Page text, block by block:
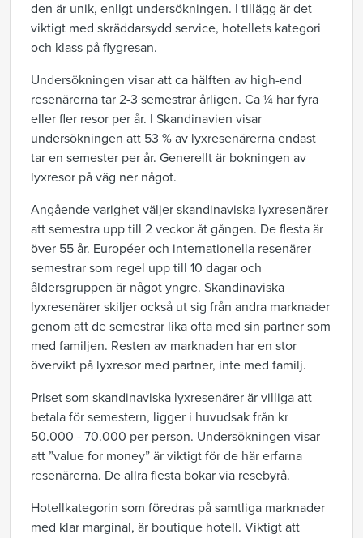
den är unik, enligt undersökningen. I tillägg är det
viktigt med skräddarsydd service, hotellets kategori
och klass på flygresan.
Undersökningen visar att ca hälften av high-end
resenärerna tar 2-3 semestrar årligen. Ca ¼ har fyra
eller fler resor per år. I Skandinavien visar
undersökningen att 53 % av lyxresenärerna endast
tar en semester per år. Generellt är bokningen av
lyxresor på väg ner något.
Angående varighet väljer skandinaviska lyxresenärer
att semestra upp till 2 veckor åt gången. De flesta är
över 55 år. Européer och internationella resenärer
semestrar som regel upp till 10 dagar och
åldersgruppen är något yngre. Skandinaviska
lyxresenärer skiljer också ut sig från andra marknader
genom att de semestrar lika ofta med sin partner som
med familjen. Resten av marknaden har en stor
övervikt på lyxresor med partner, inte med familj.
Priset som skandinaviska lyxresenärer är villiga att
betala för semestern, ligger i huvudsak från kr
50.000 - 70.000 per person. Undersökningen visar
att ”value for money” är viktigt för de här erfarna
resenärerna. De allra flesta bokar via resebyrå.
Hotellkategorin som föredras på samtliga marknader
med klar marginal, är boutique hotell. Viktigt att